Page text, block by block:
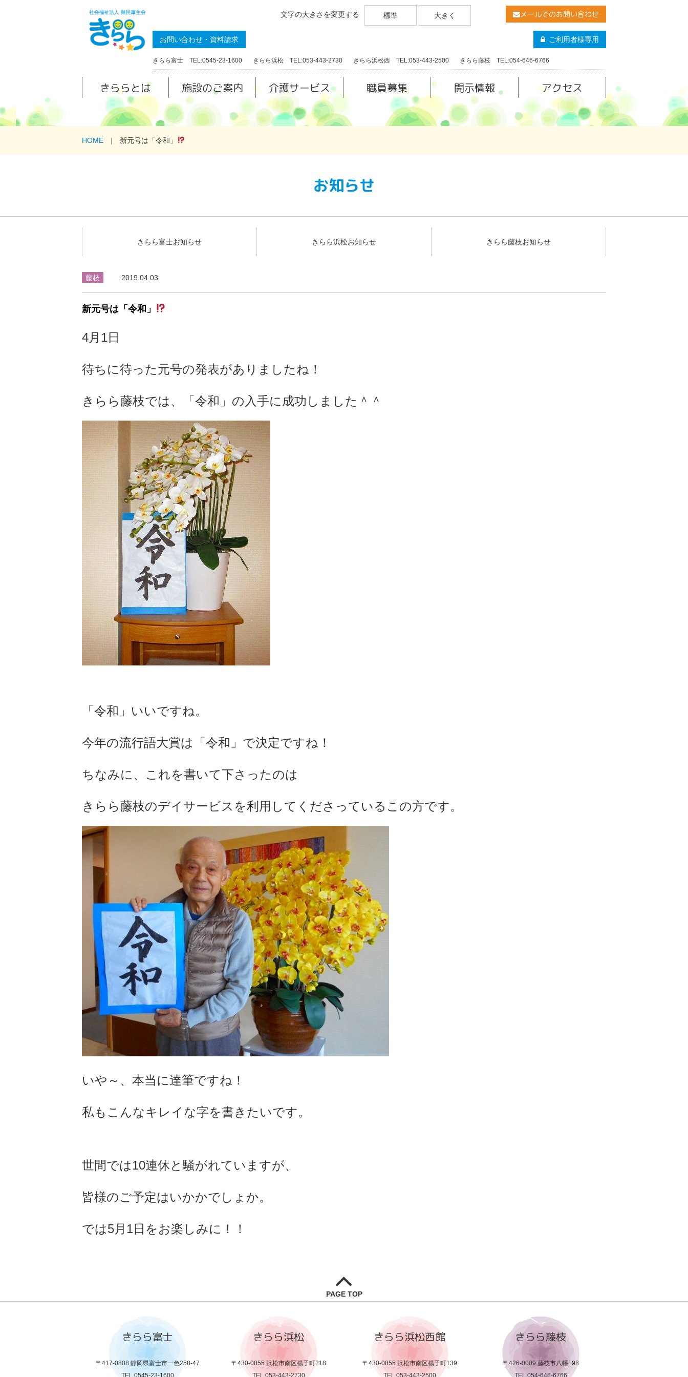
文字の大きさを変更する 標準 大きく メールでのお問い合わせ
お問い合わせ・資料請求 ご利用者様専用
きらら富士 TEL:0545-23-1600 きらら浜松 TEL:053-443-2730 きらら浜松西 TEL:053-443-2500 きらら藤枝 TEL:054-646-6766
きららとは 施設のご案内 介護サービス 職員募集 開示情報 アクセス
HOME 新元号は「令和」
お知らせ
きらら富士お知らせ きらら浜松お知らせ きらら藤枝お知らせ
藤枝 2019.04.03
新元号は「令和」
4月1日
待ちに待った元号の発表がありましたね！
きらら藤枝では、「令和」の入手に成功しました＾＾
「令和」いいですね。
今年の流行語大賞は「令和」で決定ですね！
ちなみに、これを書いて下さったのは
きらら藤枝のデイサービスを利用してくださっているこの方です。
いや～、本当に達筆ですね！
私もこんなキレイな字を書きたいです。
世間では10連休と騒がれていますが、
皆様のご予定はいかかでしょか。
では5月1日をお楽しみに！！
PAGE TOP
きらら富士
〒417-0808 静岡県富士市一色258-47
TEL.0545-23-1600
きらら浜松
〒430-0855 浜松市南区楊子町218
TEL.053-443-2730
きらら浜松西館
〒430-0855 浜松市南区楊子町139
TEL.053-443-2500
きらら藤枝
〒426-0009 藤枝市八幡198
TEL.054-646-6766